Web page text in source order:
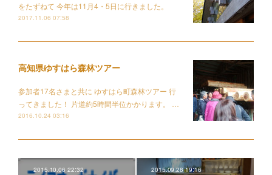
をたずねて 今年は11月4・5日に行きました。
2017.11.06 07:58
高知県ゆすはら森林ツアー
参加者17名さまと共に ゆすはら町森林ツアー 行
ってきました！ 片道約5時間半位かかります。 …
2016.10.24 03:16
2015.10.06 22:32 2015.09.28 19:16